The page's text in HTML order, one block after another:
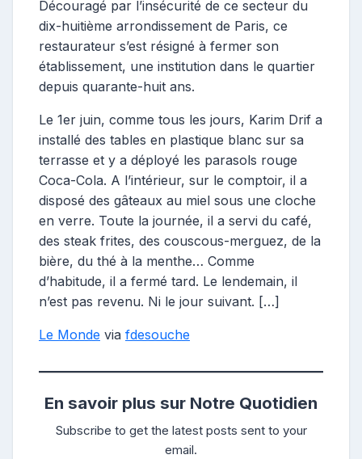
Découragé par l’insécurité de ce secteur du
dix-huitième arrondissement de Paris, ce
restaurateur s’est résigné à fermer son
établissement, une institution dans le quartier
depuis quarante-huit ans.
Le 1er juin, comme tous les jours, Karim Drif a
installé des tables en plastique blanc sur sa
terrasse et y a déployé les parasols rouge
Coca-Cola. A l’intérieur, sur le comptoir, il a
disposé des gâteaux au miel sous une cloche
en verre. Toute la journée, il a servi du café,
des steak frites, des couscous-merguez, de la
bière, du thé à la menthe… Comme
d’habitude, il a fermé tard. Le lendemain, il
n’est pas revenu. Ni le jour suivant. […]
Le Monde via fdesouche
En savoir plus sur Notre Quotidien
Subscribe to get the latest posts sent to your
email.